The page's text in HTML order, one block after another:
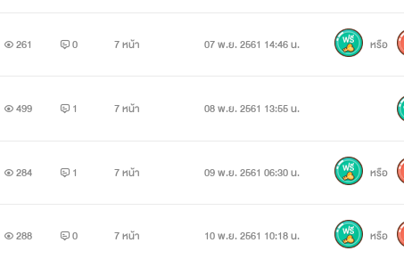
261 0 7 หน้า 07 พ.ย. 2561 14:46 น. หรือ
499 1 7 หน้า 08 พ.ย. 2561 13:55 น.
284 1 7 หน้า 09 พ.ย. 2561 06:30 น. หรือ
288 0 7 หน้า 10 พ.ย. 2561 10:18 น. หรือ